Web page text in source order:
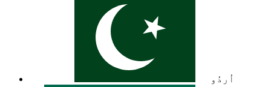
اُردُو